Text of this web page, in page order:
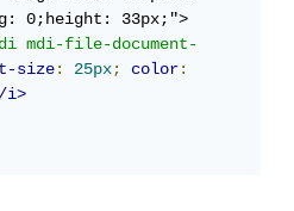
0;height: 33px;">
mdi-file-document-
size: 25px; color:
i>